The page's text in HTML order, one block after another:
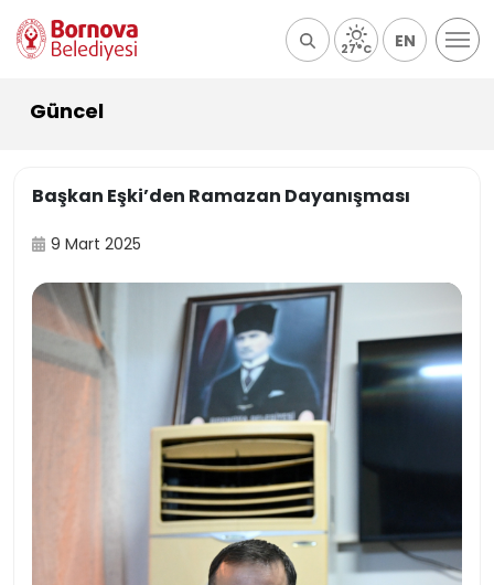
27°C EN
Güncel
Başkan Eşki’den Ramazan Dayanışması
9 Mart 2025